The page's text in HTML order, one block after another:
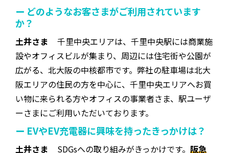
ー どのようなお客さまがご利用されています
か？
土井さま
千里中央エリアは、千里中央駅には商業施
設やオフィスビルが集まり、周辺には住宅街や公園が
広がる、北大阪の中核都市です。弊社の駐車場は北大
阪エリアの住民の方を中心に、千里中央エリアへお買
い物に来られる方やオフィスの事業者さま、駅ユーザ
ーさまにご利用いただいております。
ー EVやEV充電器に興味を持ったきっかけは？
土井さま SDGsへの取り組みがきっかけです。 阪急